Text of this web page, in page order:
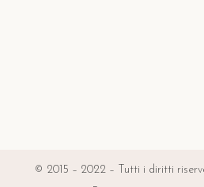
© 2015 – 2022 – Tutti i diritti